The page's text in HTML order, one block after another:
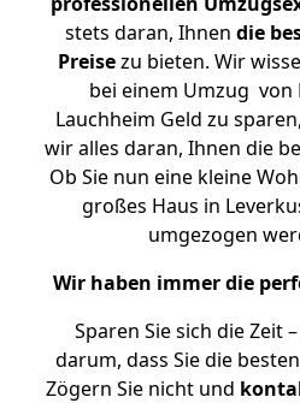
stets daran, Ihnen die
Preisezu bieten. Wir
bei einem Umzug von
Lauchheim Geld zu
wir alles daran, Ihnen die
Ob Sie nun eine kleine
großes Haus in
umgezogen
Wir haben immer die
Sparen Sie sich die Zeit
darum, dass Sie die
Zögern Sie nicht und